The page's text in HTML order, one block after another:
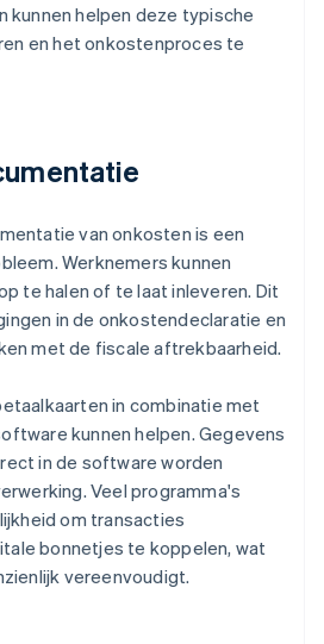
kunnen helpen deze typische
en het onkostenproces te
van onkosten is een
Werknemers kunnen
te halen of te laat inleveren. Dit
in de onkostendeclaratie en
met de fiscale aftrekbaarheid.
in combinatie met
kunnen helpen. Gegevens
in de software worden
Veel programma's
om transacties
bonnetjes te koppelen, wat
vereenvoudigt.